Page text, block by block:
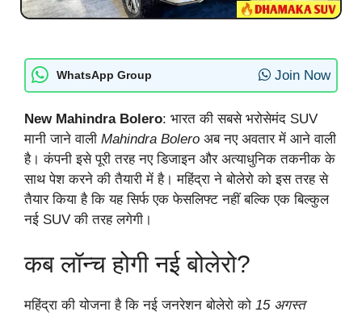
WhatsApp Group Join Now
New Mahindra Bolero: भारत की सबसे भरोसेमंद SUV
मानी जाने वाली Mahindra Bolero अब नए अवतार में आने वाली
है। कंपनी इसे पूरी तरह नए डिजाइन और अत्याधुनिक तकनीक के
साथ पेश करने की तैयारी में है। महिंद्रा ने बोलेरो को इस तरह से
तैयार किया है कि यह सिर्फ एक फेसलिफ्ट नहीं बल्कि एक बिल्कुल
नई SUV की तरह लगेगी।
कब लॉन्च होगी नई बोलेरो?
महिंद्रा की योजना है कि नई जनरेशन बोलेरो को 15 अगस्त